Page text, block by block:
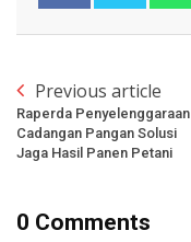
Previous article
Raperda Penyelenggaraan
Cadangan Pangan Solusi
Jaga Hasil Panen Petani
0 Comments